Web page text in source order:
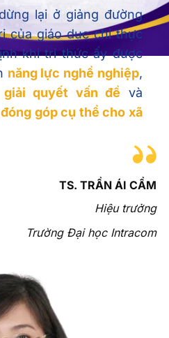
khi tri thức ấy được
năng lực nghề nghiệp,
giải quyết vấn đềvà
đóng góp cụ thể cho xã
Hiệu trưởng
Trường Đại học Intracom